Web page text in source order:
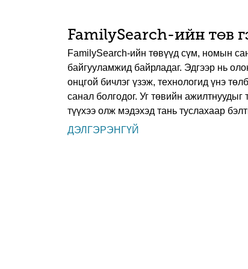
FamilySearch-ийн төв
FamilySearch-ийн төвүүд сүм, номын
байгууламжид байрладаг. Эдгээр нь
онцгой бичлэг үзэж, технологид үнэ
санал болгодог. Уг төвийн ажилтнуудыг
түүхээ олж мэдэхэд тань туслахаар
ДЭЛГЭРЭНГҮЙ